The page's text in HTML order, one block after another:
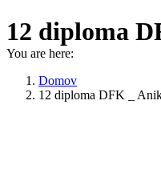
12 diploma
You are here:
Domov
12 diploma DFK _